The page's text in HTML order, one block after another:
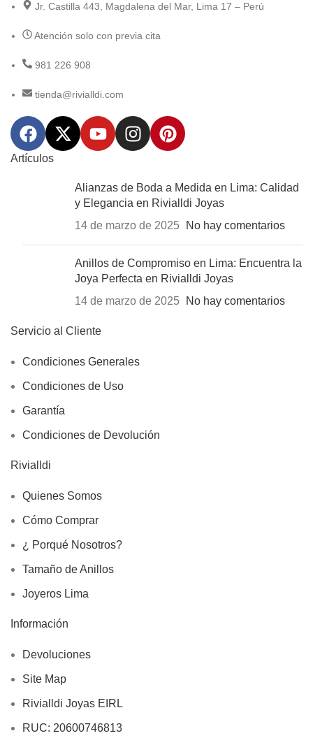
Jr. Castilla 443, Magdalena del Mar, Lima 17 – Perú
Atención solo con previa cita
981 226 908
tienda@rivialldi.com
Artículos
Alianzas de Boda a Medida en Lima: Calidad
y Elegancia en Rivialldi Joyas
14 de marzo de 2025
No hay comentarios
Anillos de Compromiso en Lima: Encuentra la
Joya Perfecta en Rivialldi Joyas
14 de marzo de 2025
No hay comentarios
Servicio al Cliente
Condiciones Generales
Condiciones de Uso
Garantía
Condiciones de Devolución
Rivialldi
Quienes Somos
Cómo Comprar
¿ Porqué Nosotros?
Tamaño de Anillos
Joyeros Lima
Información
Devoluciones
Site Map
Rivialldi Joyas EIRL
RUC: 20600746813